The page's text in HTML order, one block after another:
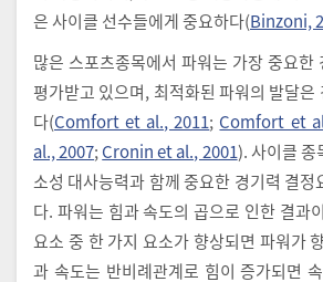
은 사이클 선수들에게 중요하다(Binzoni,
많은 스포츠종목에서 파워는 가장 중요한
평가받고 있으며, 최적화된 파워의 발달
다(Comfort et al., 2011; Comfort et
al., 2007; Cronin et al., 2001). 사이클 종
소성 대사능력과 함께 중요한 경기력 결정
다. 파워는 힘과 속도의 곱으로 인한 결과
요소 중 한 가지 요소가 향상되면 파워가
과 속도는 반비례관계로 힘이 증가되면